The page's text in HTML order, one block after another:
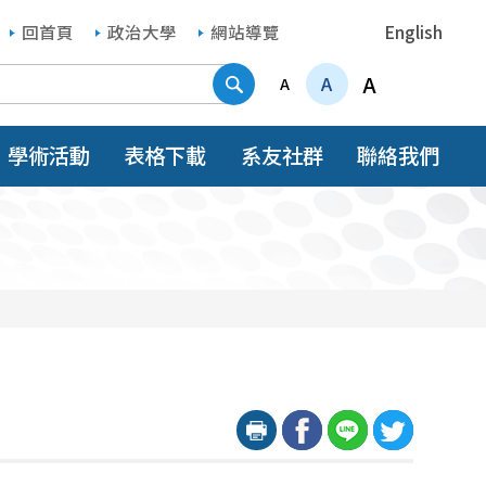
回首頁 政治大學 網站導覽 English
搜尋A A A
學術活動 表格下載 系友社群 聯絡我們